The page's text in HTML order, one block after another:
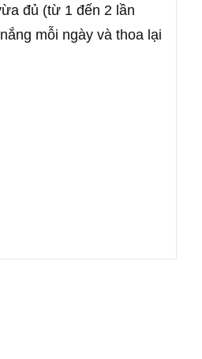
đủ (từ 1 đến 2 lần
mỗi ngày và thoa lại